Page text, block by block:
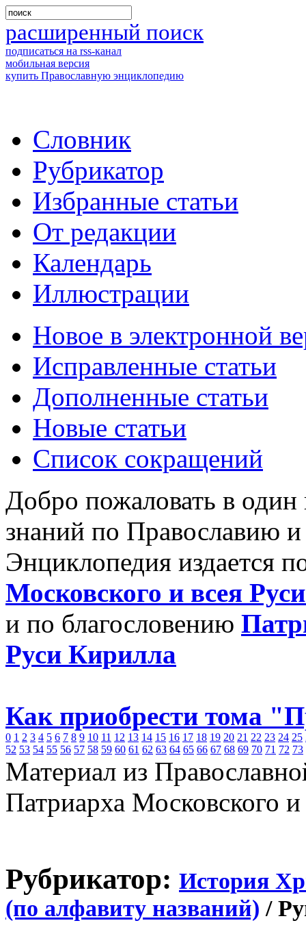
расширенный поиск
подписаться на rss-канал
мобильная версия
купить Православную энциклопедию
Словник
Рубрикатор
Избранные статьи
От редакции
Календарь
Иллюстрации
Новое в электронной
Исправленные статьи
Дополненные статьи
Новые статьи
Список сокращений
Добро пожаловать в
знаний по Православию
Энциклопедия издается
Московского и всея
и по благословению
Руси Кирилла
Как приобрести тома
0 1 2 3 4 5 6 7 8 9 10 11 12 13 14 15 16 17 18 19 20 21 22 23 24 25
52 53 54 55 56 57 58 59 60 61 62 63 64 65 66 67 68 69 70 71 72 73
Материал из
Патриарха Московского
Рубрикатор: История
(по алфавиту названий) /